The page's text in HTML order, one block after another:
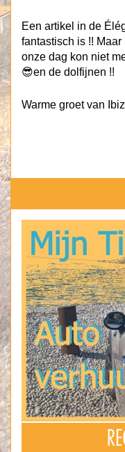
Een artikel in de
fantastisch is !!
onze dag kon niet
😎en de dolfijnen !!
Warme groet van